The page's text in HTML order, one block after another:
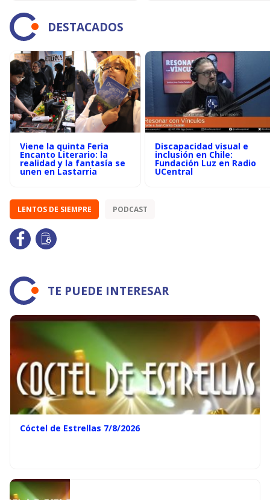
DESTACADOS
Viene la quinta Feria
Encanto Literario: la
realidad y la fantasía se
unen en Lastarria
Discapacidad visual e
inclusión en Chile:
Fundación Luz en Radio
UCentral
LENTOS DE SIEMPRE PODCAST
TE PUEDE INTERESAR
Cóctel de Estrellas 7/8/2026